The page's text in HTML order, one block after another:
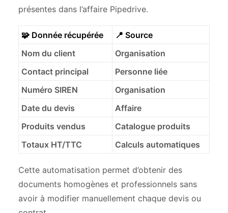
présentes dans l’affaire Pipedrive.
🧩 Donnée récupérée
📍 Source
Nom du client
Organisation
Contact principal
Personne liée
Numéro SIREN
Organisation
Date du devis
Affaire
Produits vendus
Catalogue produits
Totaux HT/TTC
Calculs automatiques
Cette automatisation permet d’obtenir des
documents homogènes et professionnels sans
avoir à modifier manuellement chaque devis ou